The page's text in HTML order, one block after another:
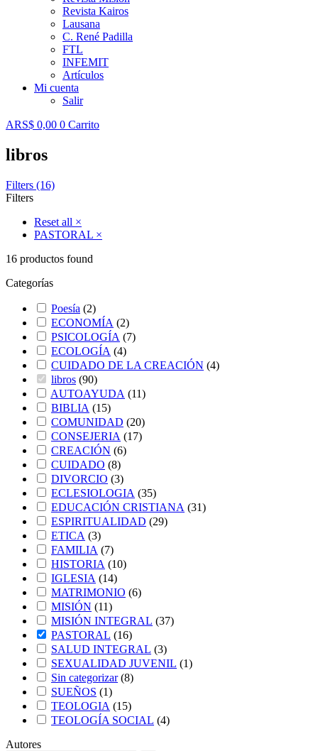
Revista Kairos
Lausana
C. René Padilla
FTL
INFEMIT
Artículos
Mi cuenta
Salir
ARS$ 0,00 0 Carrito
libros
Filters (16)
Filters
Reset all ×
PASTORAL ×
16 productos found
Categorías
Poesía (2)
ECONOMÍA (2)
PSICOLOGÍA (7)
ECOLOGÍA (4)
CUIDADO DE LA CREACIÓN (4)
libros (90)
AUTOAYUDA (11)
BIBLIA (15)
COMUNIDAD (20)
CONSEJERIA (17)
CREACIÓN (6)
CUIDADO (8)
DIVORCIO (3)
ECLESIOLOGIA (35)
EDUCACIÓN CRISTIANA (31)
ESPIRITUALIDAD (29)
ETICA (3)
FAMILIA (7)
HISTORIA (10)
IGLESIA (14)
MATRIMONIO (6)
MISIÓN (11)
MISIÓN INTEGRAL (37)
PASTORAL (16)
SALUD INTEGRAL (3)
SEXUALIDAD JUVENIL (1)
Sin categorizar (8)
SUEÑOS (1)
TEOLOGIA (15)
TEOLOGÍA SOCIAL (4)
Autores